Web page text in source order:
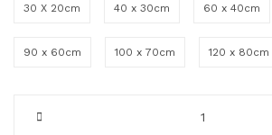
30 X 20cm 40 x 30cm 60 x 40cm
90 x 60cm 100 x 70cm 120 x 80cm